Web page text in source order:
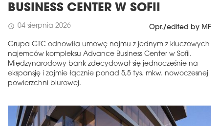
BUSINESS CENTER W SOFII
schedule 04 sierpnia 2026 Opr./edited by MF
Grupa GTC odnowiła umowę najmu z jednym z kluczowych
najemców kompleksu Advance Business Center w Sofii.
Międzynarodowy bank zdecydował się jednocześnie na
ekspansję i zajmie łącznie ponad 5,5 tys. mkw. nowoczesnej
powierzchni biurowej.